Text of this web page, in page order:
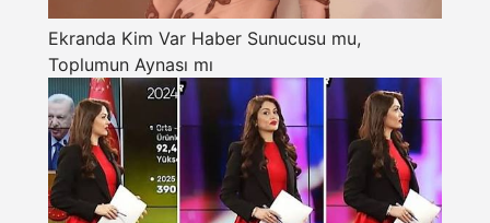
Ekranda Kim Var Haber Sunucusu mu,
Toplumun Aynası mı